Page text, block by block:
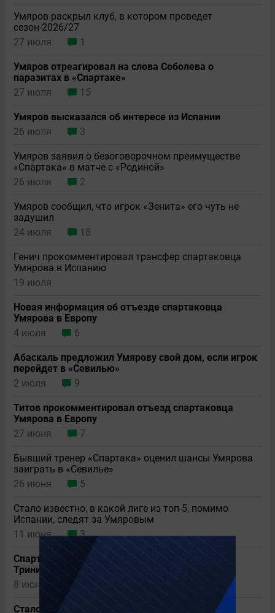
Умяров раскрыл клуб, в котором проведет
сезон-2026/27
27 июля
1
Умяров отреагировал на слова Соболева о
паразитах в «Спартаке»
27 июля
15
Умяров высказался об интересе из Испании
26 июля
3
Умяров заявил о безоговорочном преимуществе
«Спартака» в матче с «Родиной»
26 июля
2
Умяров сообщил, что игрок «Зенита» его чуть не
задушил
24 июля
18
Генич прокомментировал трансфер спартаковца
Умярова в Испанию
19 июля
Новая информация об отъезде спартаковца
Умярова в Европу
4 июля
6
Абаскаль предложил Умярову свой дом, если игрок
перейдет в «Севилью»
2 июля
9
Титов прокомментировал отъезд спартаковца
Умярова в Европу
27 июня
7
Бывший тренер «Спартака» оценил шансы Умярова
заиграть в «Севилье»
26 июня
5
Стало известно, в какой лиге из топ-5, помимо
Испании, следят за Умяровым
11 июня
3
Спартаковец Умяров пропустит матч Россия –
Тринидад и Тобаго: известна причина
8 июня
Стало известно, почему Умяров не перейдет в